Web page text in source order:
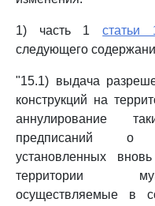
1) часть 1статьи
следующего
"15.1) выдача
конструкций на
аннулирование
предписаний о
установленных
территории
осуществляемые в